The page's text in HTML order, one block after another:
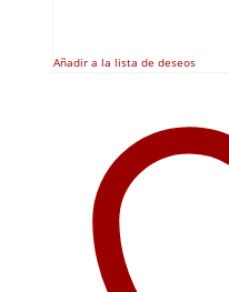
Añadir a la lista de deseos